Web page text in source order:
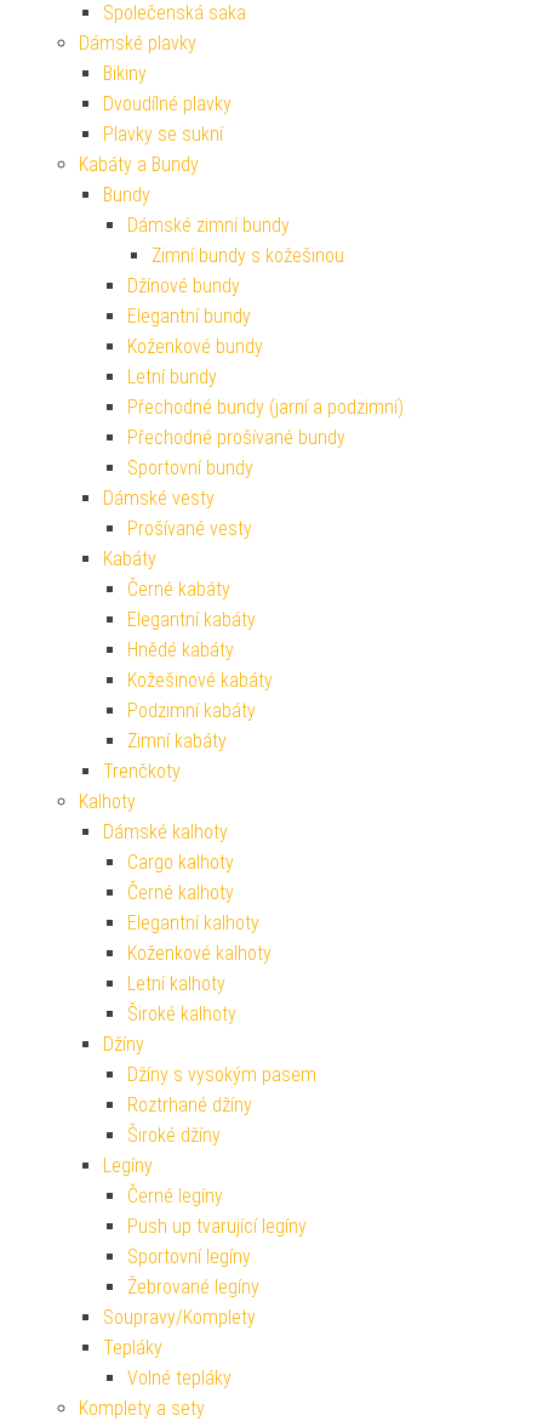
Společenská saka
Dámské plavky
Bikiny
Dvoudílné plavky
Plavky se sukní
Kabáty a Bundy
Bundy
Dámské zimní bundy
Zimní bundy s kožešinou
Džínové bundy
Elegantní bundy
Koženkové bundy
Letní bundy
Přechodné bundy (jarní a podzimní)
Přechodné prošívané bundy
Sportovní bundy
Dámské vesty
Prošívané vesty
Kabáty
Černé kabáty
Elegantní kabáty
Hnědé kabáty
Kožešinové kabáty
Podzimní kabáty
Zimní kabáty
Trenčkoty
Kalhoty
Dámské kalhoty
Cargo kalhoty
Černé kalhoty
Elegantní kalhoty
Koženkové kalhoty
Letní kalhoty
Široké kalhoty
Džíny
Džíny s vysokým pasem
Roztrhané džíny
Široké džíny
Legíny
Černé legíny
Push up tvarující legíny
Sportovní legíny
Žebrované legíny
Soupravy/Komplety
Tepláky
Volné tepláky
Komplety a sety